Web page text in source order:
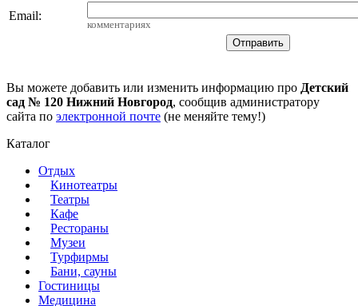
Email:
комментариях
Вы можете добавить или изменить информацию про Детский
сад № 120 Нижний Новгород, сообщив администратору
сайта по электронной почте (не меняйте тему!)
Каталог
Отдых
Кинотеатры
Театры
Кафе
Рестораны
Музеи
Турфирмы
Бани, сауны
Гостиницы
Медицина